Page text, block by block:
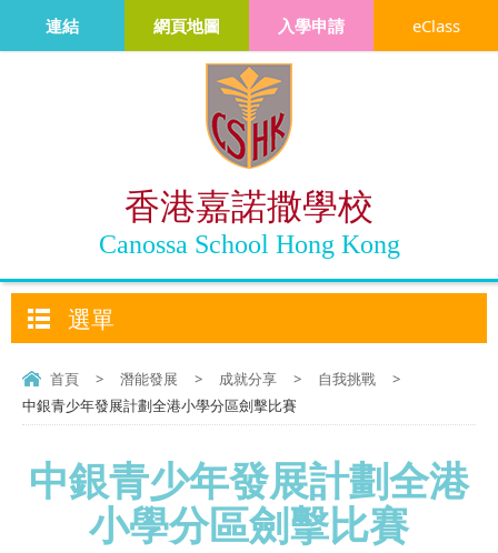
香港嘉諾撒學校
Canossa School Hong Kong
連結 網頁地圖 入學申請 eClass
選單
首頁 > 潛能發展 > 成就分享 > 自我挑戰
>
中銀青少年發展計劃全港小學分區劍擊比賽
中銀青少年發展計劃全港
小學分區劍擊比賽